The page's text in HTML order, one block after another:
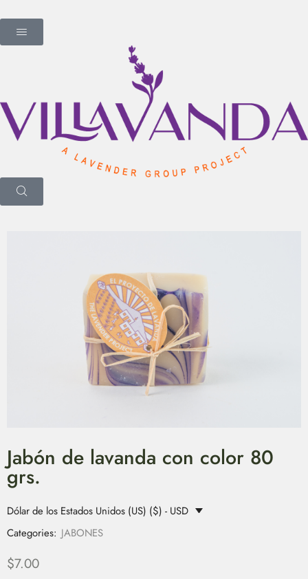
Jabón de lavanda con color 80
grs.
Dólar de los Estados Unidos (US) ($) - USD
Categories: JABONES
$7.00